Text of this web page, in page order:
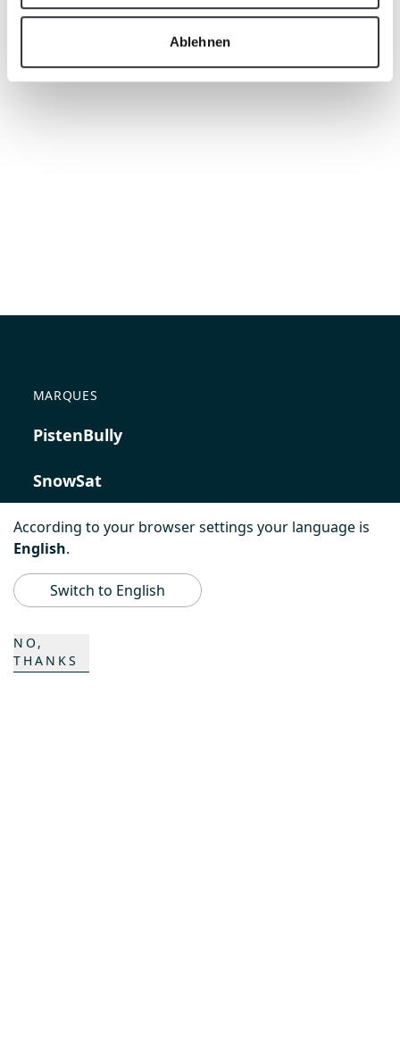
Ablehnen
MARQUES
PistenBully
SnowSat
PowerBully
BeachTech
K COMPOSITES
According to your browser settings your language is
English.
NO,
THANKS
Switch to English